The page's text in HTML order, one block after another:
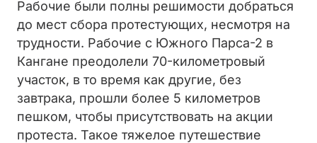
Рабочие были полны решимости добраться
до мест сбора протестующих, несмотря на
трудности. Рабочие с Южного Парса-2 в
Кангане преодолели 70-километровый
участок, в то время как другие, без
завтрака, прошли более 5 километров
пешком, чтобы присутствовать на акции
протеста. Такое тяжелое путешествие